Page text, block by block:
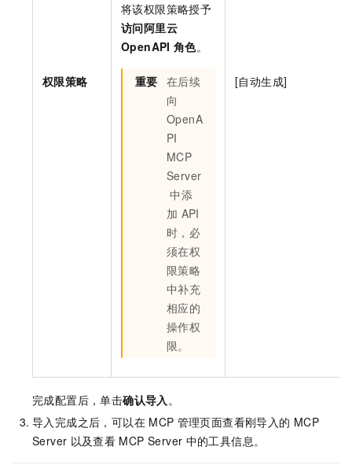
权限策略
将该权限策略授予
访问阿里云
OpenAPI 角色。
重要 在后续
向
OpenA
PI
MCP
Server
中添
加 API
时，必
须在权
限策略
中补充
相应的
操作权
限。
[自动生成]
完成配置后，单击确认导入。
导入完成之后，可以在 MCP 管理页面查看刚导入的 MCP
Server 以及查看 MCP Server 中的工具信息。